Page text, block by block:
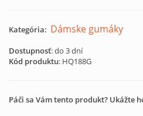
Kategória: Dámske gumáky
Dostupnosť: do 3 dní
Kód produktu: HQ188G
Páči sa Vám tento produkt? Ukážte